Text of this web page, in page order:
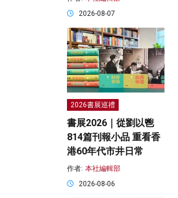
2026-08-07
2026書展巡禮
書展2026｜從劉以鬯
814篇刊報小品 重看香
港60年代市井日常
作者: 本社編輯部
2026-08-06